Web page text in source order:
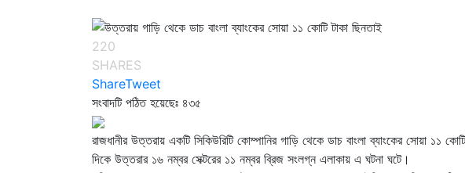
220
SHARES
ShareTweet
সংবাদটি পঠিত হয়েছেঃ ৪৩৫
রাজধানীর উত্তরায় একটি সিকিউরিটি কোম্পানির গাড়ি থেকে ডাচ বাংলা ব্যাংকের সোয়া ১১
দিকে উত্তরার ১৬ নম্বর সেক্টরের ১১ নম্বর ব্রিজ সংলগ্ন এলাকায় এ ঘটনা ঘটে।